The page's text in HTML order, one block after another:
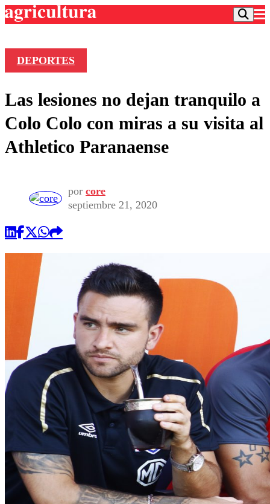
Frecuencias
Agricultura TV
Deportes
Colo Colo
Seleccion Chilena
Torneo Internacional
Universidad de Chile
Entretención
Economía
Internacional
Sustentabilidad
Publicaciones en medios
Opinión
DEPORTES
Las lesiones no dejan tranquilo a
Colo Colo con miras a su visita al
Athletico Paranaense
por core
septiembre 21, 2020